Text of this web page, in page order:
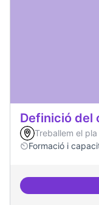
Definició del
Treballem el
Formació i